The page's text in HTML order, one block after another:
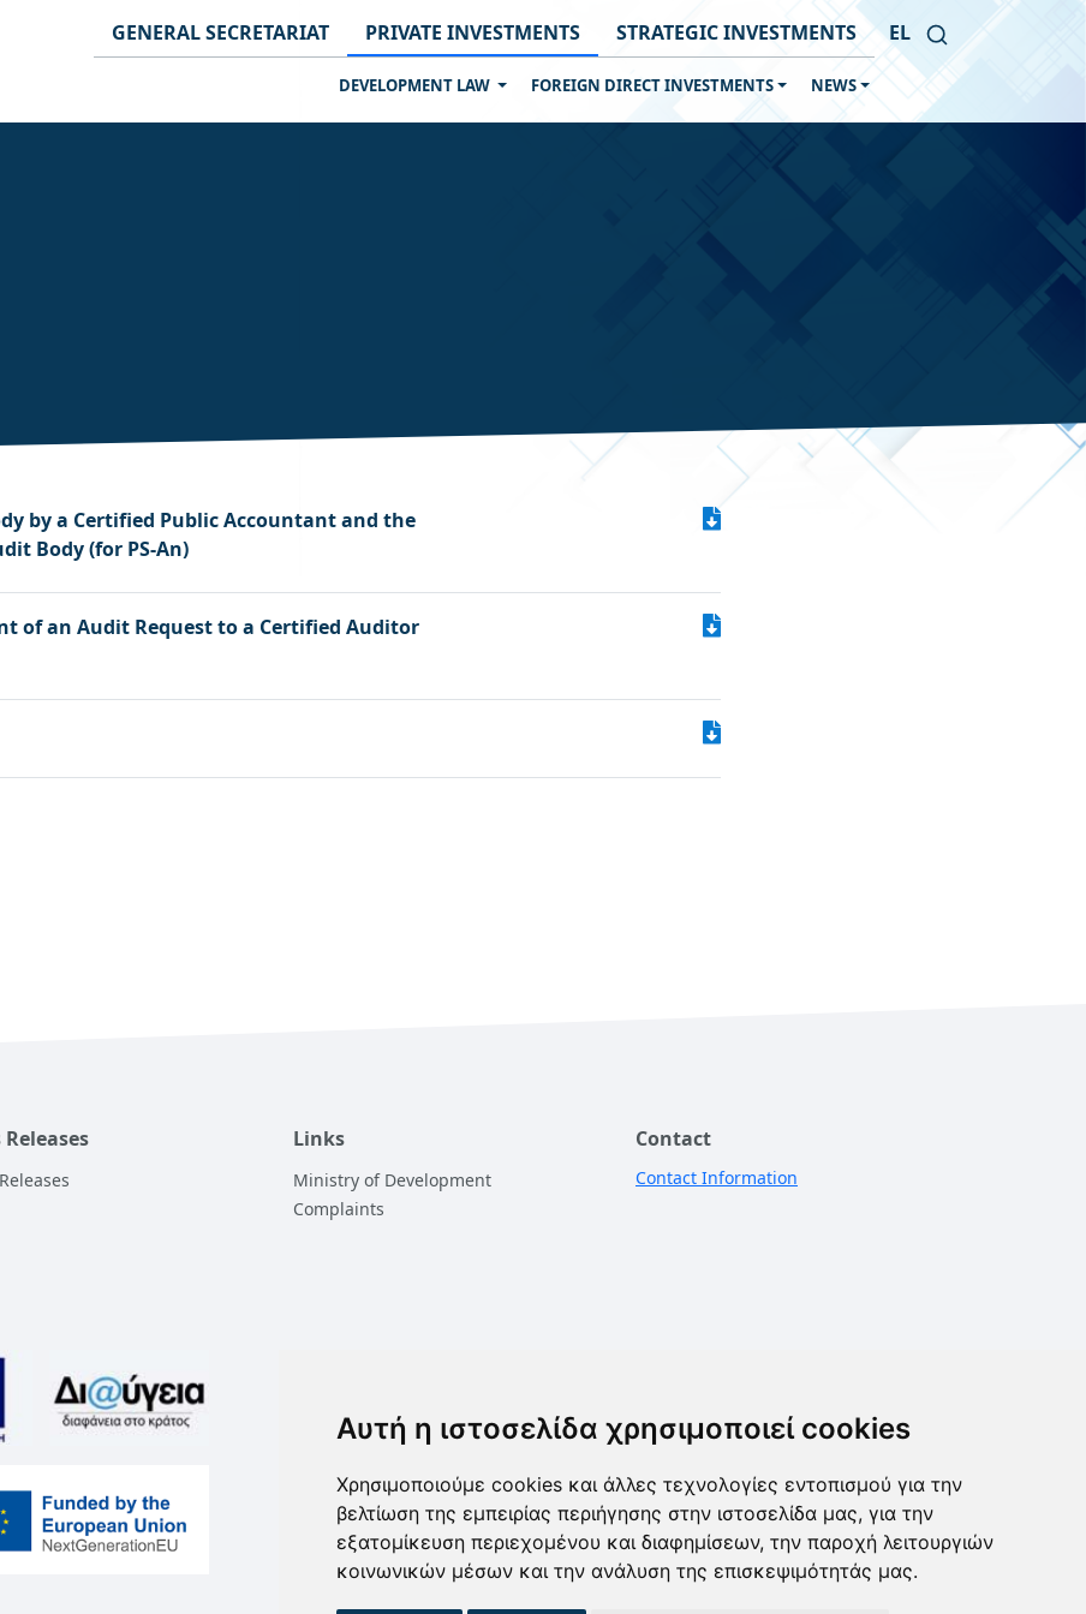
Αυτή η ιστοσελίδα χρησιμοποιεί cookies
Χρησιμοποιούμε cookies και άλλες τεχνολογίες εντοπισμού για την
βελτίωση της εμπειρίας περιήγησης στην ιστοσελίδα μας, για την
εξατομίκευση περιεχομένου και διαφημίσεων, την παροχή λειτουργιών
κοινωνικών μέσων και την ανάλυση της επισκεψιμότητάς μας.
GENERAL SECRETARIAT PRIVATE INVESTMENTS STRATEGIC INVESTMENTS EL
DEVELOPMENT LAW FOREIGN DIRECT INVESTMENTS NEWS
by a Certified Public Accountant and the
Body (for PS-An)
of an Audit Request to a Certified Auditor
Releases Links
Ministry of Development
Complaints
Contact
Contact Information